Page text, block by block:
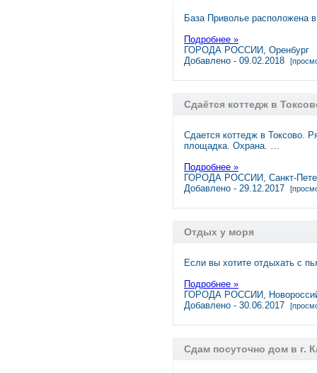
База Приволье расположена
Подробнее »
ГОРОДА РОССИИ, Оренбург
Добавлено - 09.02.2018
Сдаётся коттедж в
Сдается коттедж в Токсово.
площадка. Охрана. …
Подробнее »
ГОРОДА РОССИИ, Санкт-
Добавлено - 29.12.2017
Отдых у моря
Если вы хотите отдыхать с
Подробнее »
ГОРОДА РОССИИ,
Добавлено - 30.06.2017
Сдам посуточно дом в г.